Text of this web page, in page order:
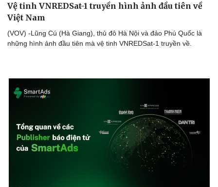
Vệ tinh VNREDSat-1 truyền hình ảnh đầu tiên về
Việt Nam
(VOV) -Lũng Cú (Hà Giang), thủ đô Hà Nội và đảo Phú Quốc là
những hình ảnh đầu tiên mà vệ tinh VNREDSat-1 truyền về.